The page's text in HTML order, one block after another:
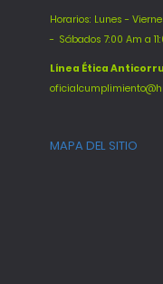
Horarios: Lunes -
- Sábados 7:00 Am a
Línea Ética
MAPA DEL SITIO